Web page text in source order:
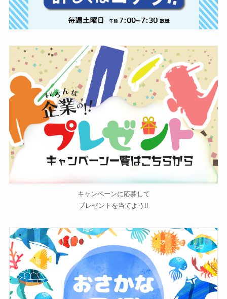
キャンペーンに応募して
プレゼントを当てよう!!